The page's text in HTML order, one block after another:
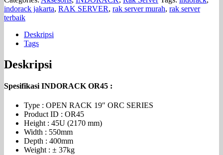
indorack jakarta, RAK SERVER, rak server murah, rak server
terbaik
Deskripsi
Tags
Deskripsi
Spesifikasi INDORACK OR45 :
Type : OPEN RACK 19″ ORC SERIES
Product ID : OR45
Height : 45U (2170 mm)
Width : 550mm
Depth : 400mm
Weight : ± 37kg